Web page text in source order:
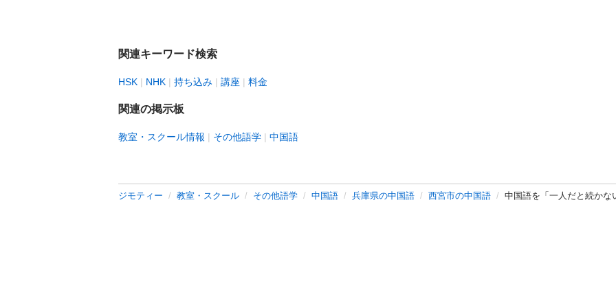
関連キーワード検索
HSK NHK 持ち込み 講座 料金
関連の掲示板
教室・スクール情報 その他語学 中国語
ジモティー 教室・スクール その他語学 中国語 兵庫県の中国語 西宮市の中国語 中国語を「一人だと続かな